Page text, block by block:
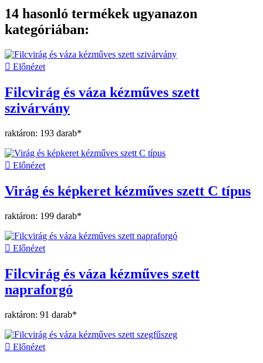
14 hasonló termékek ugyanazon
kategóriában:
 Előnézet
Filcvirág és váza kézműves szett
szivárvány
raktáron: 193 darab*
 Előnézet
Virág és képkeret kézműves szett C típus
raktáron: 199 darab*
 Előnézet
Filcvirág és váza kézműves szett
napraforgó
raktáron: 91 darab*
 Előnézet